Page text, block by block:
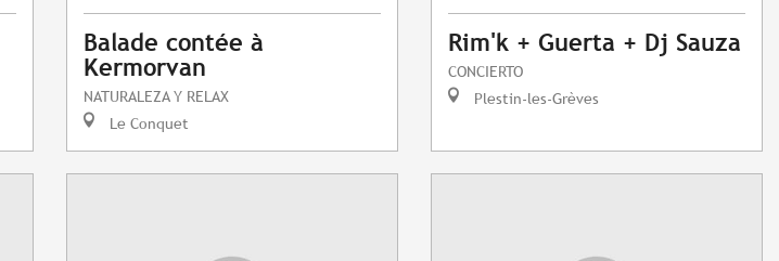
Balade contée à
Kermorvan
NATURALEZA Y RELAX
Le Conquet
Rim'k + Guerta + Dj Sauza
CONCIERTO
Plestin-les-Grèves